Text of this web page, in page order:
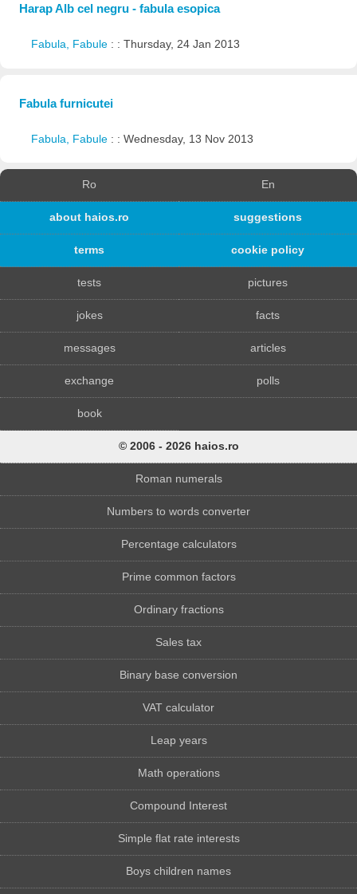
Harap Alb cel negru - fabula esopica
Fabula, Fabule : : Thursday, 24 Jan 2013
Fabula furnicutei
Fabula, Fabule : : Wednesday, 13 Nov 2013
Ro En
about haios.ro suggestions
terms cookie policy
tests pictures
jokes facts
messages articles
exchange polls
book
© 2006 - 2026 haios.ro
Roman numerals
Numbers to words converter
Percentage calculators
Prime common factors
Ordinary fractions
Sales tax
Binary base conversion
VAT calculator
Leap years
Math operations
Compound Interest
Simple flat rate interests
Boys children names